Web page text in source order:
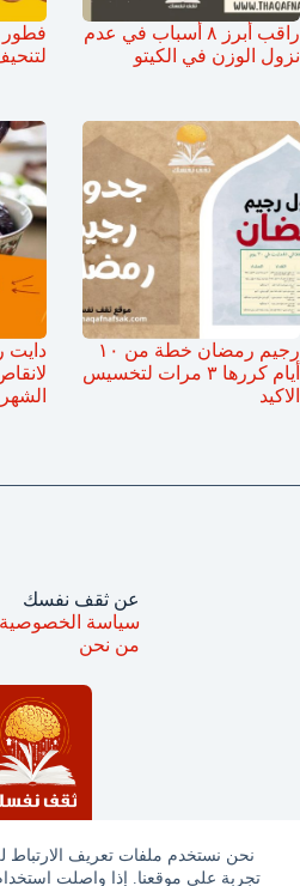
نحن نستخدم ملفات تعريف الارتباط
تجربة على موقعنا. إذا واصلت
راقب أبرز ٨ أسباب في عدم
نزول الوزن في الكيتو
رجيم رمضان خطة من ١٠
أيام كررها ٣ مرات لتخسيس
الاكيد
الشهر
عن ثقف نفسك
سياسة الخصوصية
من نحن